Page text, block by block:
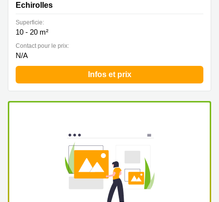
Location
Paris
Centre
d'affaires
Montpellier
Echirolles
Superficie:
10 - 20 m²
Contact pour le prix:
N/A
Infos et prix